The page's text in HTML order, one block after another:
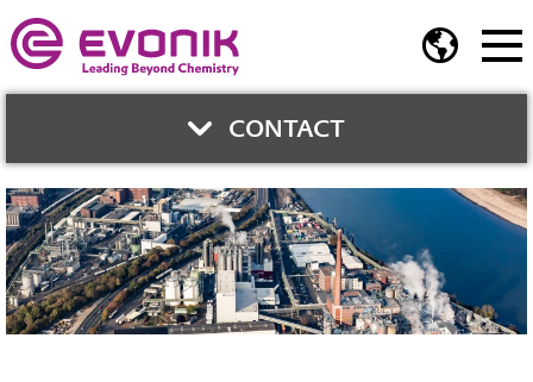
CONTACT
與我們聯繫
秦紹誠